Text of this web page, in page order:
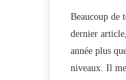
Beaucoup de
dernier
année plus
niveaux. Il